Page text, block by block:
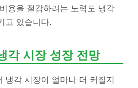
용을 절감하려는 노력도 냉각
고 있습니다.
각 시장 성장 전망
냉각 시장이 얼마나 더 커질지